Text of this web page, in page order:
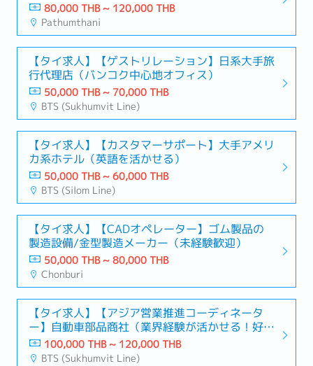
80,000 THB ~ 120,000 THB
Pathumthani
【タイ求人】【ゲストリレーション】日系大手旅
行代理店（バンコク中心地オフィス）
50,000 THB ~ 70,000 THB
BTS (Sukhumvit Line)
【タイ求人】【カスタマーサポート】大手アメリ
カ系ホテル（英語を活かせる）
50,000 THB ~ 60,000 THB
BTS (Silom Line)
【タイ求人】【CADオペレーター】ゴム製品の
製造設備/金型製造メーカー（未経験歓迎）
50,000 THB ~ 80,000 THB
Chonburi
【タイ求人】【アジア営業推進コーディネータ
ー】自動車部品商社（業界経験が活かせる！好条
件）100,000 THB ~ 120,000 THB
BTS (Sukhumvit Line)